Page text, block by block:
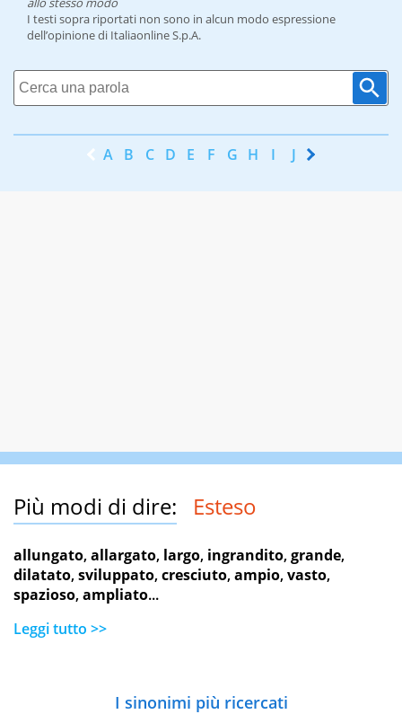
I testi sopra riportati non sono in alcun modo espressione
dell’opinione di Italiaonline S.p.A.
A B C D E F G H I J K
Più modi di dire: Esteso
allungato,allargato, largo, ingrandito,grande,
dilatato,sviluppato,cresciuto,ampio,vasto,
spazioso,ampliato...
Leggi tutto >>
I sinonimi più ricercati